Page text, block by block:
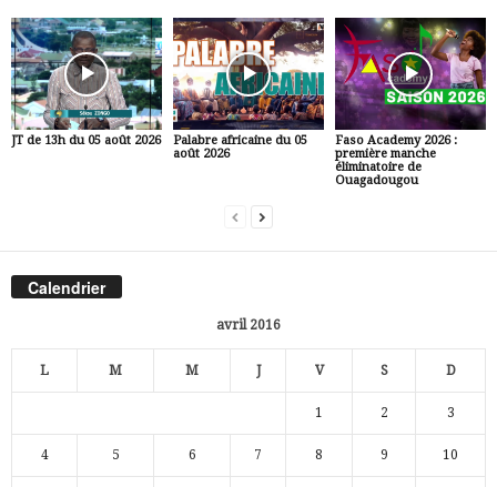
JT de 13h du 05 août 2026
Palabre africaine du 05
août 2026
Faso Academy 2026 :
première manche
éliminatoire de
Ouagadougou
Calendrier
avril 2016
L M M J V S D
1 2 3
4 5 6 7 8 9 10